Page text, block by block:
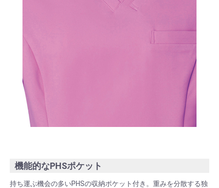
機能的なPHSポケット
持ち運ぶ機会の多いPHSの収納ポケット付き。重みを分散する独